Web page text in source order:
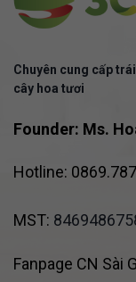
Chuyên cung cấp
cây hoa tươi
Founder: Ms.
Hotline:
MST:
Fanpage CN Sài